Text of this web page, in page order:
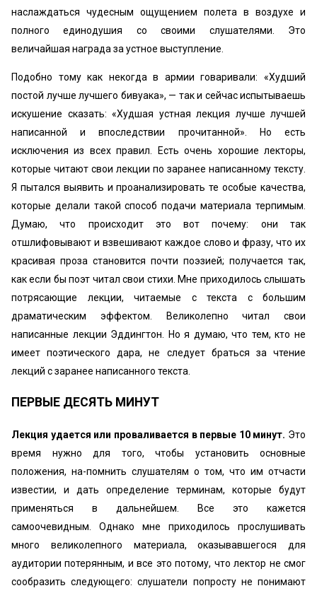
наслаждаться чудесным ощущением полета в воздухе и
полного единодушия со своими слушателями. Это
величайшая награда за устное выступление.
Подобно тому как некогда в армии говаривали: «Худший
постой лучше лучшего бивуака», — так и сейчас испытываешь
искушение сказать: «Худшая устная лекция лучше лучшей
написанной и впоследствии прочитанной». Но есть
исключения из всех правил. Есть очень хорошие лекторы,
которые читают свои лекции по заранее написанному тексту.
Я пытался выявить и проанализировать те особые качества,
которые делали такой способ подачи материала терпимым.
Думаю, что происходит это вот почему: они так
отшлифовывают и взвешивают каждое слово и фразу, что их
красивая проза становится почти поэзией; получается так,
как если бы поэт читал свои стихи. Мне приходилось слышать
потрясающие лекции, читаемые с текста с большим
драматическим эффектом. Великолепно читал свои
написанные лекции Эддингтон. Но я думаю, что тем, кто не
имеет поэтического дара, не следует браться за чтение
лекций с заранее написанного текста.
ПЕРВЫЕ ДЕСЯТЬ МИНУТ
Лекция удается или проваливается в первые 10 минут. Это
время нужно для того, чтобы установить основные
положения, на-помнить слушателям о том, что им отчасти
известии, и дать определение терминам, которые будут
применяться в дальнейшем. Все это кажется
самоочевидным. Однако мне приходилось прослушивать
много великолепного материала, оказывавшегося для
аудитории потерянным, и все это потому, что лектор не смог
сообразить следующего: слушатели попросту не понимают